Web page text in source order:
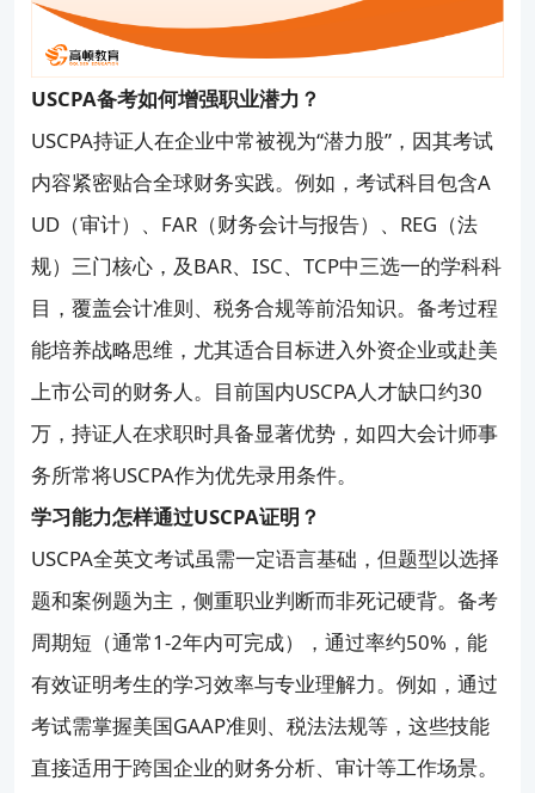
USCPA备考如何增强职业潜力？
USCPA持证人在企业中常被视为“潜力股”，因其考试
内容紧密贴合全球财务实践。例如，考试科目包含A
UD（审计）、FAR（财务会计与报告）、REG（法
规）三门核心，及BAR、ISC、TCP中三选一的学科科
目，覆盖会计准则、税务合规等前沿知识。备考过程
能培养战略思维，尤其适合目标进入外资企业或赴美
上市公司的财务人。目前国内USCPA人才缺口约30
万，持证人在求职时具备显著优势，如四大会计师事
务所常将USCPA作为优先录用条件。
学习能力怎样通过USCPA证明？
USCPA全英文考试虽需一定语言基础，但题型以选择
题和案例题为主，侧重职业判断而非死记硬背。备考
周期短（通常1-2年内可完成），通过率约50%，能
有效证明考生的学习效率与专业理解力。例如，通过
考试需掌握美国GAAP准则、税法法规等，这些技能
直接适用于跨国企业的财务分析、审计等工作场景。